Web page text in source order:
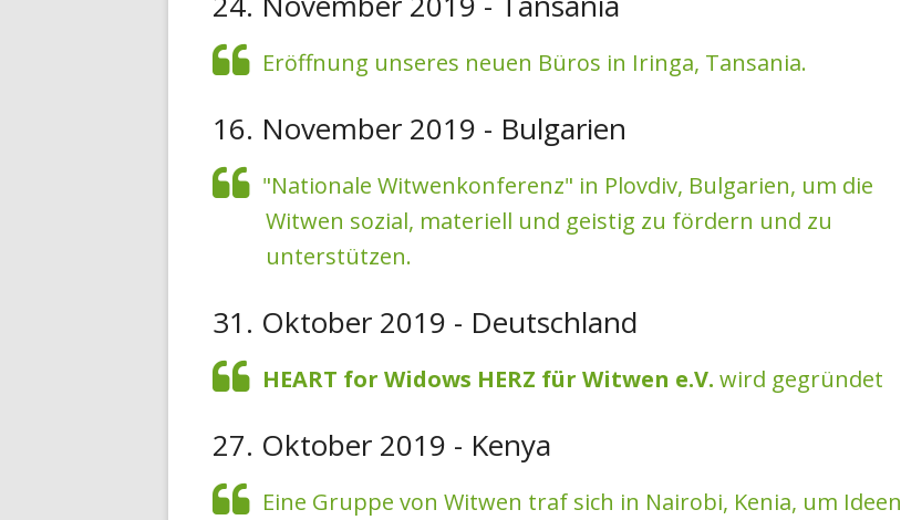
Eröffnung unseres neuen Büros in Iringa, Tansania.
16. November 2019 - Bulgarien
"Nationale Witwenkonferenz" in Plovdiv, Bulgarien, um die
Witwen sozial, materiell und geistig zu fördern und zu
unterstützen.
31. Oktober 2019 - Deutschland
HEART for Widows HERZ für Witwen e.V. wird gegründet
27. Oktober 2019 - Kenya
Eine Gruppe von Witwen traf sich in Nairobi, Kenia, um Ideen